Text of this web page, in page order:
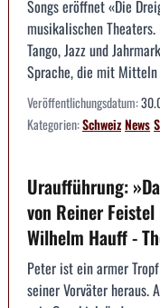
Songs eröffnet «Die
musikalischen
Tango, Jazz und
Sprache, die mit
Veröffentlichungsdatum:
Kategorien:SchweizNews
Uraufführung:
von Reiner
Wilhelm Hauff -
Peter ist ein armer
seiner Vorväter heraus.